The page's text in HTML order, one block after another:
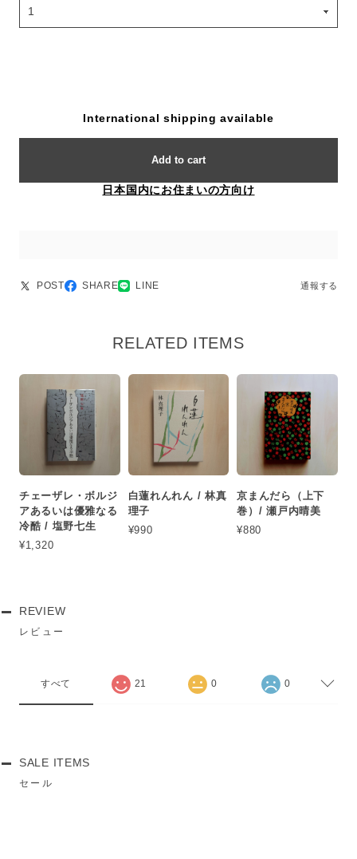
International shipping available
Add to cart
日本国内にお住まいの方向け
POST SHARE LINE 通報する
RELATED ITEMS
チェーザレ・ボルジ
アあるいは優雅なる
冷酷 / 塩野七生
¥1,320
白蓮れんれん / 林真
理子
¥990
京まんだら（上下
巻）/ 瀬戸内晴美
¥880
REVIEW
レビュー
すべて 21 0 0
SALE ITEMS
セール